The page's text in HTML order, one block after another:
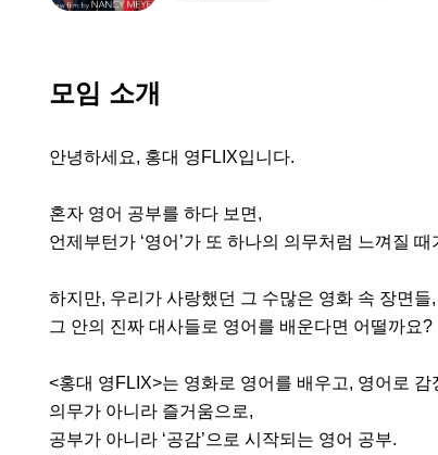
모임 소개
안녕하세요, 홍대 영FLIX입니다.
혼자 영어 공부를 하다 보면,
언제부턴가 ‘영어’가 또 하나의 의무처럼 느껴질
하지만, 우리가 사랑했던 그 수많은 영화 속 장면들,
그 안의 진짜 대사들로 영어를 배운다면 어떨까요?
<홍대 영FLIX>는 영화로 영어를 배우고, 영어로
의무가 아니라 즐거움으로,
공부가 아니라 ‘공감’으로 시작되는 영어 공부.